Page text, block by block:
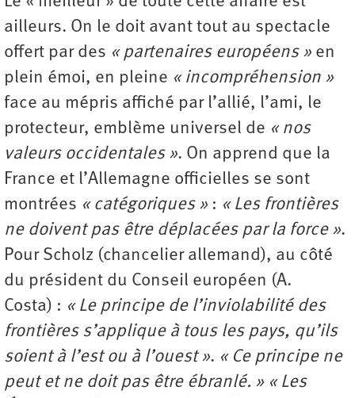
ailleurs. On le doit avant tout au spectacle
offert par des « partenaires européens » en
plein émoi, en pleine « incompréhension »
face au mépris affiché par l’allié, l’ami, le
protecteur, emblème universel de « nos
valeurs occidentales ». On apprend que la
France et l’Allemagne officielles se sont
montrées « catégoriques » : « Les frontières
ne doivent pas être déplacées par la force ».
Pour Scholz (chancelier allemand), au côté
du président du Conseil européen (A.
Costa) : « Le principe de l’inviolabilité des
frontières s’applique à tous les pays, qu’ils
soient à l’est ou à l’ouest ». « Ce principe ne
peut et ne doit pas être ébranlé. » « Les